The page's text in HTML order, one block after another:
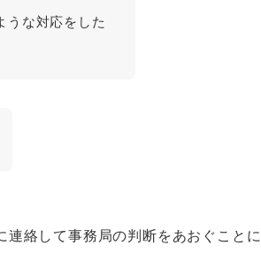
うな対応をした
絡して事務局の判断をあおぐことに